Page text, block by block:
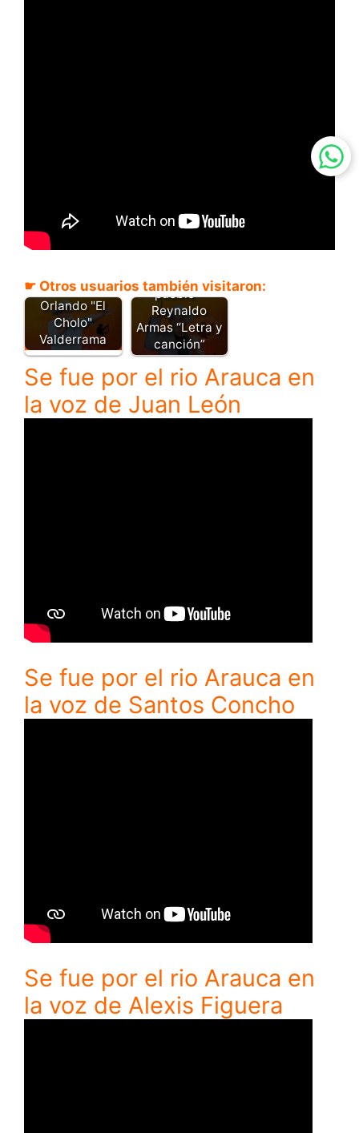
☛ Otros usuarios también visitaron:
Casanare -
Orlando "El
Cholo"
Valderrama
Arauca rio y
pueblo -
Reynaldo
Armas “Letra y
canción”
Se fue por el rio Arauca en
la voz de Juan León
Se fue por el rio Arauca en
la voz de Santos Concho
Se fue por el rio Arauca en
la voz de Alexis Figuera